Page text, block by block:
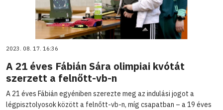
2023. 08. 17. 16:36
A 21 éves Fábián Sára olimpiai kvótát
szerzett a felnőtt-vb-n
A 21 éves Fábián egyéniben szerezte meg az indulási jogot a
légpisztolyosok között a felnőtt-vb-n, míg csapatban – a 19 éves